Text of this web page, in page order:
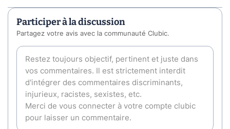
Participer à la discussion
Partagez votre avis avec la communauté Clubic.